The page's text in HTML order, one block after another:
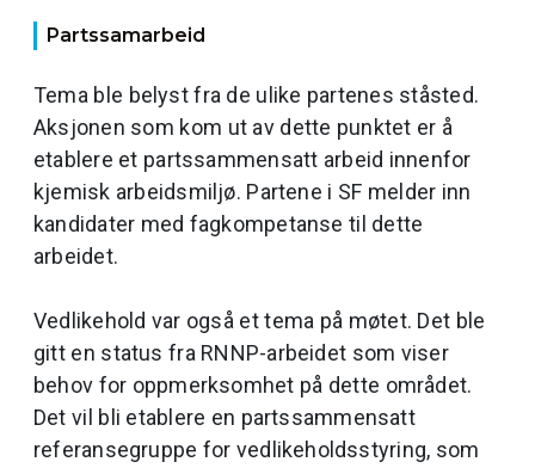
Partssamarbeid
Tema ble belyst fra de ulike partenes ståsted.
Aksjonen som kom ut av dette punktet er å
etablere et partssammensatt arbeid innenfor
kjemisk arbeidsmiljø. Partene i SF melder inn
kandidater med fagkompetanse til dette
arbeidet.
Vedlikehold var også et tema på møtet. Det ble
gitt en status fra RNNP-arbeidet som viser
behov for oppmerksomhet på dette området.
Det vil bli etablere en partssammensatt
referansegruppe for vedlikeholdsstyring, som